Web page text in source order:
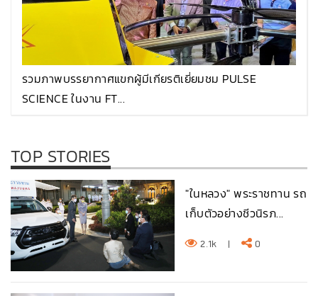
รวมภาพบรรยากาศแขกผู้มีเกียรติเยี่ยมชม PULSE
SCIENCE ในงาน FT...
TOP STORIES
"ในหลวง" พระราชทาน รถ
เก็บตัวอย่างชีวนิรภ...
2.1k | 0